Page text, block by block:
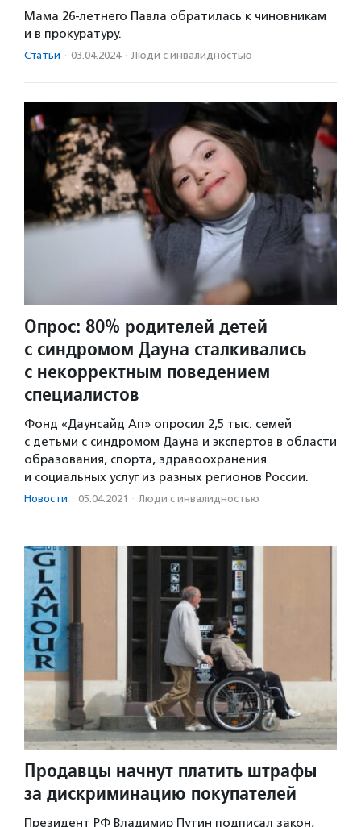
Мама 26-летнего Павла обратилась к чиновникам
и в прокуратуру.
Статьи · 03.04.2024 · Люди с инвалидностью
Опрос: 80% родителей детей
с синдромом Дауна сталкивались
с некорректным поведением
специалистов
Фонд «Даунсайд Ап» опросил 2,5 тыс. семей
с детьми с синдромом Дауна и экспертов в области
образования, спорта, здравоохранения
и социальных услуг из разных регионов России.
Новости · 05.04.2021 · Люди с инвалидностью
Продавцы начнут платить штрафы
за дискриминацию покупателей
Президент РФ Владимир Путин подписал закон,